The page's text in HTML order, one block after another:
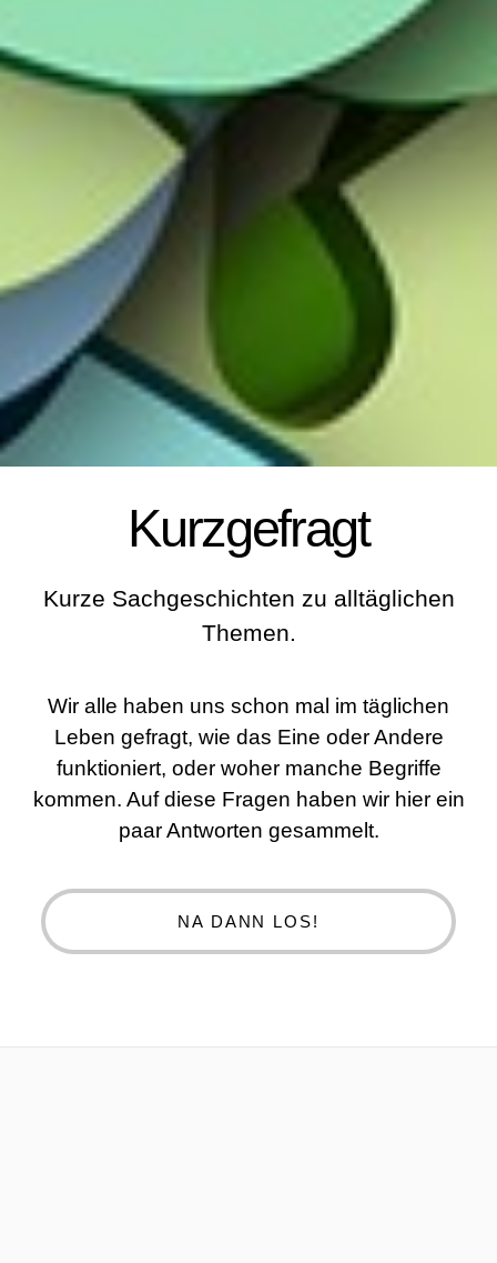
Kurzgefragt
Kurze Sachgeschichten zu alltäglichen
Themen.
Wir alle haben uns schon mal im täglichen
Leben gefragt, wie das Eine oder Andere
funktioniert, oder woher manche Begriffe
kommen. Auf diese Fragen haben wir hier ein
paar Antworten gesammelt.
NA DANN LOS!